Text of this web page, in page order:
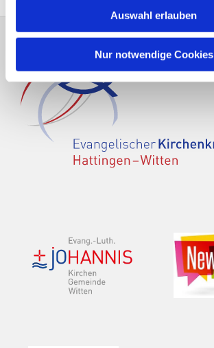
Auswahl erlauben
Nur notwendige Cookies